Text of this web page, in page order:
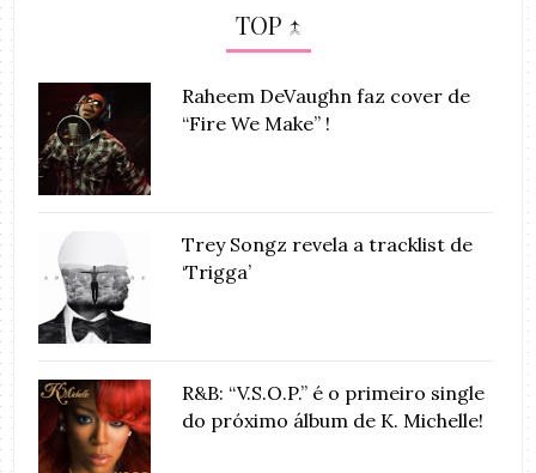
TOP ↑
Raheem DeVaughn faz cover de
“Fire We Make” !
Trey Songz revela a tracklist de
‘Trigga’
R&B: “V.S.O.P.” é o primeiro single
do próximo álbum de K. Michelle!